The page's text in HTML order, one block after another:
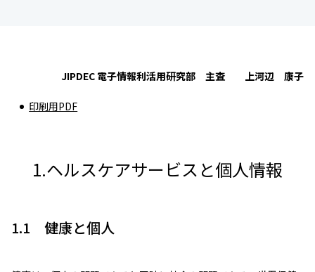
JIPDEC 電子情報利活用研究部 主査 上河辺 康子
印刷用PDF
1.ヘルスケアサービスと個人情報
1.1 健康と個人